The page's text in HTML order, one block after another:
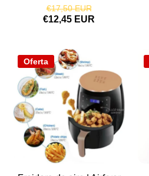
€17,50 EUR
€12,45 EUR
Oferta